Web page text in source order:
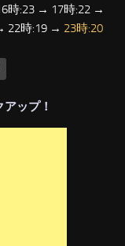
時:23 → 17時:22 →
22時:19 → 23時:20
ップ！